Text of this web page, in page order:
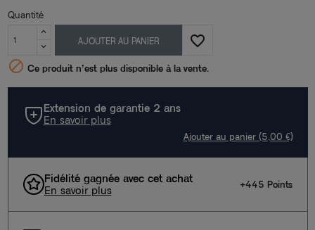
Quantité
AJOUTER AU PANIER
favorite_border
 Ce produit n’est plus disponible à la vente.
Extension de garantie 2 ans
En savoir plus
Ajouter au panier (5,00 €)
Fidélité gagnée avec cet achat
En savoir plus
+445 Points